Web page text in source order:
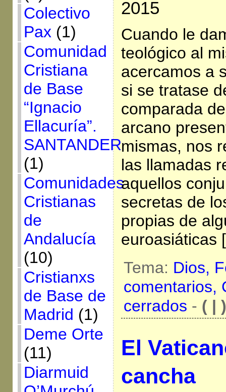
Colectivo
Pax (1)
Comunidad
Cristiana
de Base
“Ignacio
Ellacuría”.
SANTANDER
(1)
Comunidades
Cristianas
de
Andalucía
(10)
Cristianxs
de Base de
Madrid (1)
Deme Orte
(11)
Diarmuid
2015
Cuando le
teológico al
acercamos a
si se tratase
comparada
arcano
mismas, nos
las llamadas
aquellos
secretas de
propias de
Tema: Dios,
comentarios,
cerrados - ( | )
El
cancha